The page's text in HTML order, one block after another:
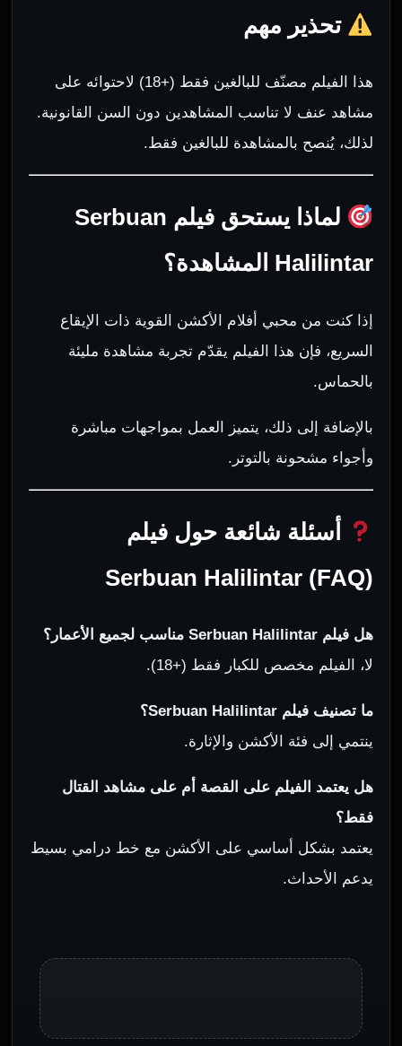
تحذير مهم
هذا الفيلم مصنّف للبالغين فقط (+18) لاحتوائه على
مشاهد عنف لا تناسب المشاهدين دون السن القانونية.
لذلك، يُنصح بالمشاهدة للبالغين فقط.
لماذا يستحق فيلم Serbuan
Halilintar المشاهدة؟
إذا كنت من محبي أفلام الأكشن القوية ذات الإيقاع
السريع، فإن هذا الفيلم يقدّم تجربة مشاهدة مليئة
بالحماس.
بالإضافة إلى ذلك، يتميز العمل بمواجهات مباشرة
وأجواء مشحونة بالتوتر.
أسئلة شائعة حول فيلم
Serbuan Halilintar (FAQ)
هل فيلم Serbuan Halilintar مناسب لجميع الأعمار؟
لا، الفيلم مخصص للكبار فقط (+18).
ما تصنيف فيلم Serbuan Halilintar؟
ينتمي إلى فئة الأكشن والإثارة.
هل يعتمد الفيلم على القصة أم على مشاهد القتال
فقط؟
يعتمد بشكل أساسي على الأكشن مع خط درامي بسيط
يدعم الأحداث.